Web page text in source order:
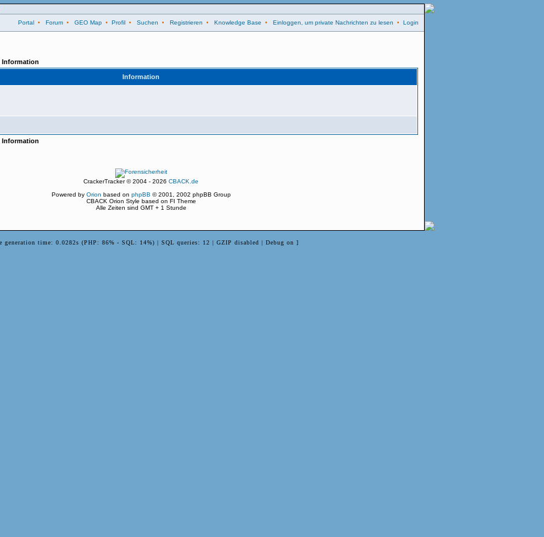
Portal • Forum • GEO Map • Profil • Suchen • Registrieren • Knowledge Base • Einloggen, um private Nachrichten zu lesen • Login
Information
Information
Information
CrackerTracker © 2004 - 2026 CBACK.de
Powered by Orion based on phpBB © 2001, 2002 phpBB Group
CBACK Orion Style based on FI Theme
Alle Zeiten sind GMT + 1 Stunde
generation time: 0.0282s (PHP: 86% - SQL: 14%) | SQL queries: 12 | GZIP disabled | Debug on ]